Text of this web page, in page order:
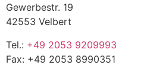
Gewerbestr. 19
42553 Velbert
Tel.: +49 2053 9209993
Fax: +49 2053 8990351